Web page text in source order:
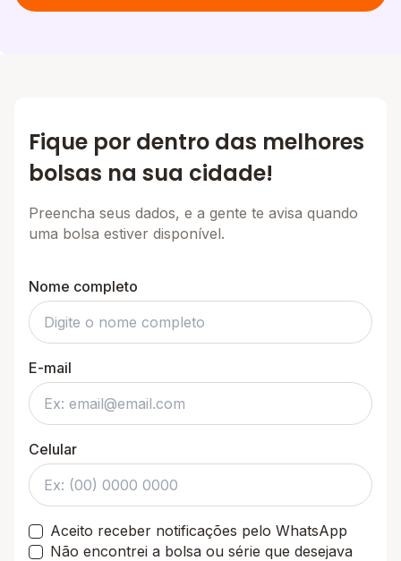
Fique por dentro das melhores
bolsas na sua cidade!
Preencha seus dados, e a gente te avisa quando
uma bolsa estiver disponível.
Nome completo
E-mail
Celular
Aceito receber notificações pelo WhatsApp
Não encontrei a bolsa ou série que desejava